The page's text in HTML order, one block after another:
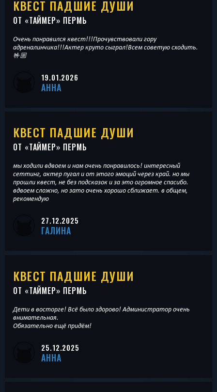
КВЕСТ ПАДШИЕ ДУШИ
ОТ «ТАЙМЕР» ПЕРМЬ
Очень понравился квест!!!Прочувствовали гору
адреналинчика!!!Актер круто сыграл!Всем советую сходить.
🤟🏼
19.01.2026
АННА
КВЕСТ ПАДШИЕ ДУШИ
ОТ «ТАЙМЕР» ПЕРМЬ
мы ходили вдвоем и нам очень понравилось! интересный
сеттинг, актер пугал и от этого эмоций через край. но мы
прошли квест, не без подсказок и за это огромное спасибо.
вдвоем сложно, но зато очень хорошо сближает. в общем,
рекомендую
27.12.2025
ГАЛИНА
КВЕСТ ПАДШИЕ ДУШИ
ОТ «ТАЙМЕР» ПЕРМЬ
Дети в восторге! Всё было здорово! Администратор очень
внимательная.
Обязательно ещё придём!
25.12.2025
АННА